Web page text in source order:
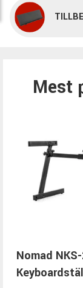
Mest
Nomad